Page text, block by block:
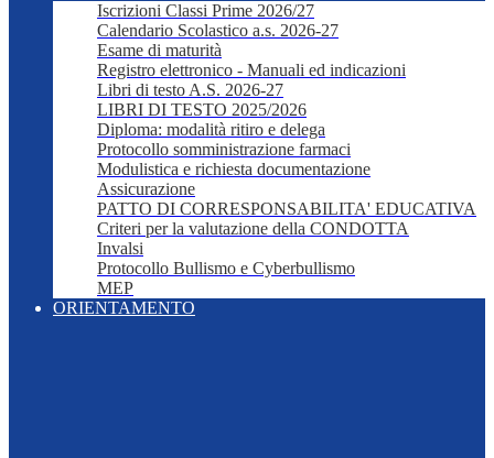
Iscrizioni Classi Prime 2026/27
Calendario Scolastico a.s. 2026-27
Esame di maturità
Registro elettronico - Manuali ed indicazioni
Libri di testo A.S. 2026-27
LIBRI DI TESTO 2025/2026
Diploma: modalità ritiro e delega
Protocollo somministrazione farmaci
Modulistica e richiesta documentazione
Assicurazione
PATTO DI CORRESPONSABILITA' EDUCATIVA
Criteri per la valutazione della CONDOTTA
Invalsi
Protocollo Bullismo e Cyberbullismo
MEP
ORIENTAMENTO